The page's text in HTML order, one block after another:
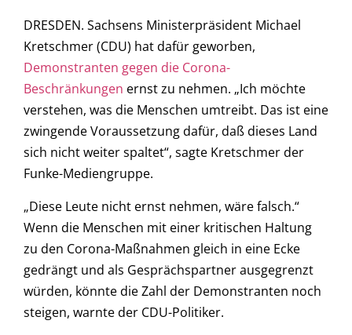
DRESDEN. Sachsens Ministerpräsident Michael
Kretschmer (CDU) hat dafür geworben,
Demonstranten gegen die Corona-
Beschränkungen ernst zu nehmen. „Ich möchte
verstehen, was die Menschen umtreibt. Das ist eine
zwingende Voraussetzung dafür, daß dieses Land
sich nicht weiter spaltet“, sagte Kretschmer der
Funke-Mediengruppe.
„Diese Leute nicht ernst nehmen, wäre falsch.“
Wenn die Menschen mit einer kritischen Haltung
zu den Corona-Maßnahmen gleich in eine Ecke
gedrängt und als Gesprächspartner ausgegrenzt
würden, könnte die Zahl der Demonstranten noch
steigen, warnte der CDU-Politiker.